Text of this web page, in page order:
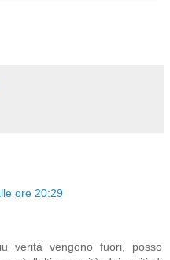
ore 20:29
verità vengono fuori, posso